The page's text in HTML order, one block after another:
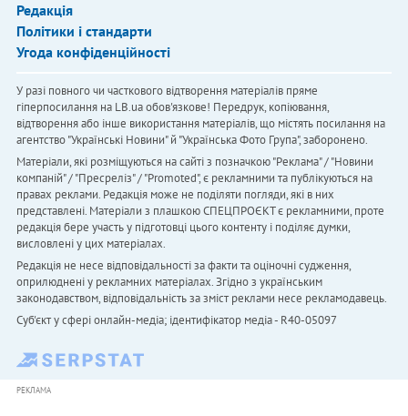
Редакція
Політики і стандарти
Угода конфіденційності
У разі повного чи часткового відтворення матеріалів пряме
гіперпосилання на LB.ua обов'язкове! Передрук, копіювання,
відтворення або інше використання матеріалів, що містять посилання на
агентство "Українськi Новини" й "Українська Фото Група", заборонено.
Матеріали, які розміщуються на сайті з позначкою "Реклама" / "Новини
компаній" / "Пресреліз" / "Promoted", є рекламними та публікуються на
правах реклами. Редакція може не поділяти погляди, які в них
представлені. Матеріали з плашкою СПЕЦПРОЄКТ є рекламними, проте
редакція бере участь у підготовці цього контенту і поділяє думки,
висловлені у цих матеріалах.
Редакція не несе відповідальності за факти та оціночні судження,
оприлюднені у рекламних матеріалах. Згідно з українським
законодавством, відповідальність за зміст реклами несе рекламодавець.
Cуб'єкт у сфері онлайн-медіа; ідентифікатор медіа - R40-05097
РЕКЛАМА